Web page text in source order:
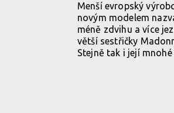
Menší evropský
novým modelem
méně zdvihu a více
větší sestřičky
Stejně tak i její